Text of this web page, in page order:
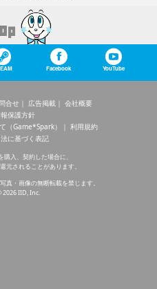
Facebook YouTube
合せ 広告掲載
会社概要
保護方針
（Game*Spark）
利用規約
に基づく表記
入、契約した場合に、
元されることがあります。
真・画像の無断転載を禁じます。
IID, Inc.